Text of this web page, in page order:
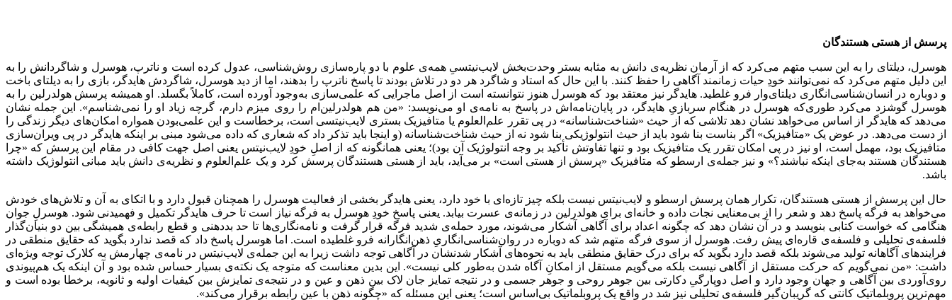
پرسش از هستی هستندگان
هوسرل، دیلتای را به این سبب متهم می‌‌کرد که از آرمان نظریه‌‌ی دانش به مثابه بستر وحدت‌‌بخش لایب‌‌نیتسیِ همه‌‌ی علوم با دو پاره‌‌سازی روش‌‌شناسی، عدول کرده است و ناترپ، هوسرل و شاگردانش را به
این دلیل متهم می‌‌کرد که نمی‌‌توانند خودِ حیات زمانمند آگاهی را حفظ کنند. با این حال که استاد و شاگرد هر دو در تلاش بودند تا پاسخ ناترپ را بدهند، اما از دید هوسرل، شاگردش هایدگر، بازی را به دیلتای باخت
و دوباره در انسان‌‌شناسی‌‌انگاری دیلتای‌‌وار فرو غلطید. هایدگر نیز معتقد بود که هوسرل هنوز نتوانسته است از اصل ماجرایی که علمی‌‌سازی به‌‌وجود آورده است، کاملاً بگسلد. او همیشه پرسش هولدرلین را به
هوسرل گوشزد می‌‌کرد طوری‌که هوسرل در هنگام سربازیِ هایدگر، در پایان‌‌نامه‌‌اش در پاسخ به نامه‌‌ی او می‌‌نویسد: «من هم هولدرلین‌‌ام را روی میزم دارم، گرچه زیاد او را نمی‌‌شناسم». این جمله نشان
می‌‌دهد که هایدگر از اساس می‌‌خواهد نشان دهد تلاشی که از حیث «شناخت‌‌شناسانه» در پی تقرر علم‌العلوم‌‌ یا متافیزیک بستری لایب‌‌نیتسی است، برخطاست و این علمی‌بودن همواره امکان‌‌های دیگر زندگی را
از دست می‌‌دهد. در عوض یک «متافیزیک» اگر بناست بنا شود باید از حیث انتولوژیکی بنا شود نه از حیث شناخت‌‌شناسانه (و اینجا باید تذکر داد که شعاری که داده می‌‌شود مبنی بر اینکه هایدگر در پی ویران‌‌سازی
متافیزیک بود، مهمل است، او نیز در پی امکان تقرر یک متافیزیک بود و تنها تفاوتش تأکید بر وجه انتولوژیک آن بود)؛ یعنی همانگونه که از اصلِ خودِ لایب‌‌نیتس یعنی اصل جهت کافی در مقام این پرسش که «چرا
هستندگان هستند به‌‌جای اینکه نباشند؟» و نیز جمله‌‌ی ارسطو که متافیزیک «پرسش از هستی است» بر می‌‌آید، باید از هستی هستندگان پرسش کرد و یک علم‌العلوم‌‌ و نظریه‌‌ی دانش باید مبانی انتولوژیک داشته
باشد.
حال این پرسش از هستی هستندگان، تکرار همان پرسش ارسطو و لایب‌‌نیتس نیست بلکه چیز تازه‌‌ای با خود دارد، یعنی هایدگر بخشی از فعالیت هوسرل را همچنان قبول دارد و با اتکای به آن و تلاش‌‌های خودش
می‌‌خواهد به فرگه پاسخ دهد و شعر را از بی‌‌معنایی نجات داده و خانه‌‌ای برای هولدرلین در زمانه‌‌ی عسرت بیابد. یعنی پاسخ خودِ هوسرل به فرگه نیاز است تا حرف هایدگر تکمیل و فهمیدنی شود. هوسرلِ جوان
هنگامی که خواست کتابی بنویسد و در آن نشان دهد که چگونه اعداد برای آگاهی آشکار می‌‌شوند، مورد حمله‌‌ی شدید فرگه قرار گرفت و نامه‌‌نگاری‌‌ها تا حد بددهنی و قطع رابطه‌‌ی همیشگی بین دو بنیان‌‌گذار
فلسفه‌‌ی تحلیلی و فلسفه‌‌ی قاره‌‌ای پیش رفت. هوسرل از سوی فرگه متهم شد که دوباره در روان‌‌شناسی‌‌انگاریِ ذهن‌‌انگارانه فرو غلطیده است. اما هوسرل پاسخ داد که قصد ندارد بگوید که حقایق منطقی در
فرایندهای آگاهانه تولید می‌‌شوند بلکه قصد دارد بگوید که برای درک حقایق منطقی باید به نحوه‌‌های آشکار شدنشان در آگاهی توجه داشت زیرا به این جمله‌‌ی لایب‌‌نیتس در نامه‌‌ی چهار‌‌مش به کلارک توجه ویژه‌‌ای
داشت: «من نمی‌‌گویم که حرکت مستقل از آگاهی نیست بلکه می‌‌گویم مستقل از امکانِ آگاه شدن به‌‌طور کلی نیست». این بدین معناست که متوجه یک نکته‌‌ی بسیار حساس شده بود و آن اینکه یک هم‌پیوندی
روی‌‌آوردی بین آگاهی و جهان وجود دارد و اصل دوپارگیِ دکارتی بین جوهر روحی و جوهر جسمی و در نتیجه تمایز جان لاک بین ذهن و عین و در نتیجه‌‌ی تمایزش بین کیفیات اولیه و ثانویه، برخطا بوده است و
مهم‌ترین پروبلماتیک کانتی که گریبان‌‌گیر فلسفه‌‌ی تحلیلی نیز شد در واقع یک پروبلماتیک بی‌‌اساس است؛ یعنی این مسئله که «چگونه ذهن با عین رابطه برقرار می‌‌کند».